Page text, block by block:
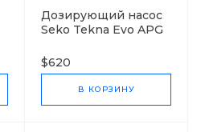
Дозирующий насос
Seko Tekna Evo APG
$620
В КОРЗИНУ